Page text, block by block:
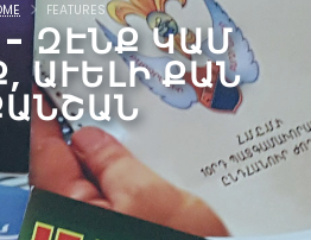
- ԶԷՆՔ ԿԱՄ
ԱՒԵԼԻ ՔԱՆ
FEATURES